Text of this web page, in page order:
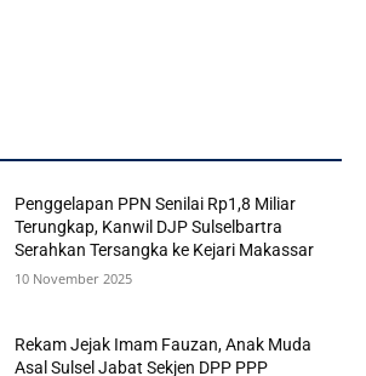
Penggelapan PPN Senilai Rp1,8 Miliar
Terungkap, Kanwil DJP Sulselbartra
Serahkan Tersangka ke Kejari Makassar
10 November 2025
Rekam Jejak Imam Fauzan, Anak Muda
Asal Sulsel Jabat Sekjen DPP PPP